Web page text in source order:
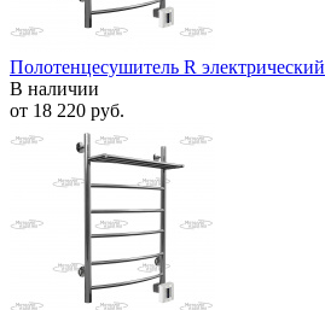
Полотенцесушитель R электрический
В наличии
от 18 220 руб.